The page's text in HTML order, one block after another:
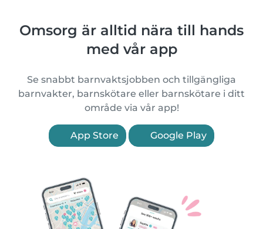
Omsorg är alltid nära till hands
med vår app
Se snabbt barnvaktsjobben och tillgängliga
barnvakter, barnskötare eller barnskötare i ditt
område via vår app!
App Store Google Play